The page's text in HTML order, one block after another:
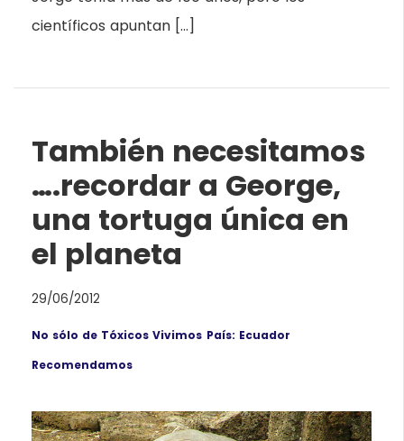
científicos apuntan […]
También necesitamos
….recordar a George,
una tortuga única en
el planeta
29/06/2012
No sólo de Tóxicos Vivimos País: Ecuador
Recomendamos